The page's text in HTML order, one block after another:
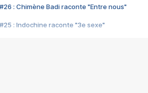
#26 : Chimène Badi raconte "Entre nous"
#25 : Indochine raconte "3e sexe"